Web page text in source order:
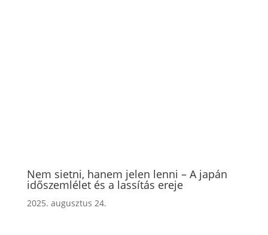
Nem sietni, hanem jelen lenni – A japán
időszemlélet és a lassítás ereje
2025. augusztus 24.